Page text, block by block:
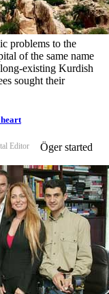
problems to the
of the same name
existing Kurdish
sought their
Editor
Öger started